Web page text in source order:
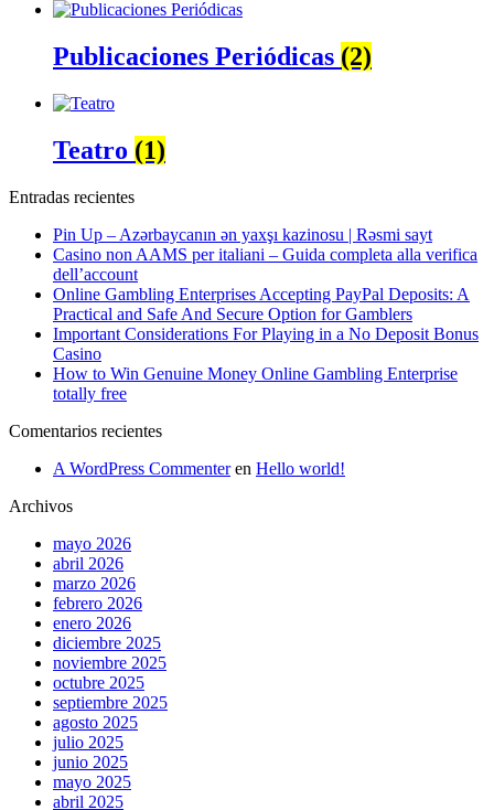
Publicaciones Periódicas (2)
Teatro (1)
Entradas recientes
Pin Up – Azərbaycanın ən yaxşı kazinosu | Rəsmi sayt
Casino non AAMS per italiani – Guida completa alla verifica
dell’account
Online Gambling Enterprises Accepting PayPal Deposits: A
Practical and Safe And Secure Option for Gamblers
Important Considerations For Playing in a No Deposit Bonus
Casino
How to Win Genuine Money Online Gambling Enterprise
totally free
Comentarios recientes
A WordPress Commenteren Hello world!
Archivos
mayo 2026
abril 2026
marzo 2026
febrero 2026
enero 2026
diciembre 2025
noviembre 2025
octubre 2025
septiembre 2025
agosto 2025
julio 2025
junio 2025
mayo 2025
abril 2025